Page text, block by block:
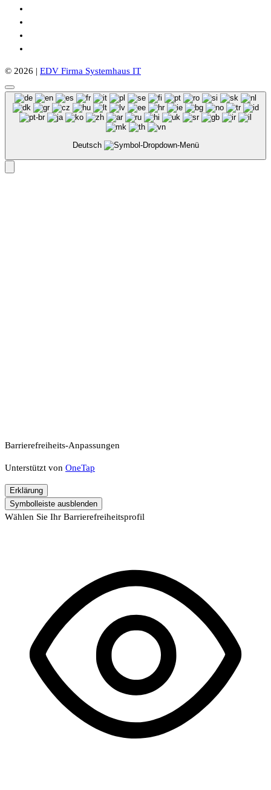
© 2026 | EDV Firma Systemhaus IT
Deutsch
Barrierefreiheits-Anpassungen
Unterstützt von OneTap
Erklärung
Symbolleiste ausblenden
Wählen Sie Ihr Barrierefreiheitsprofil